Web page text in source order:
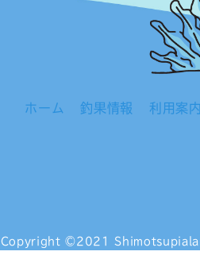
ホーム 釣果情報 利用案内
Copyright©2021